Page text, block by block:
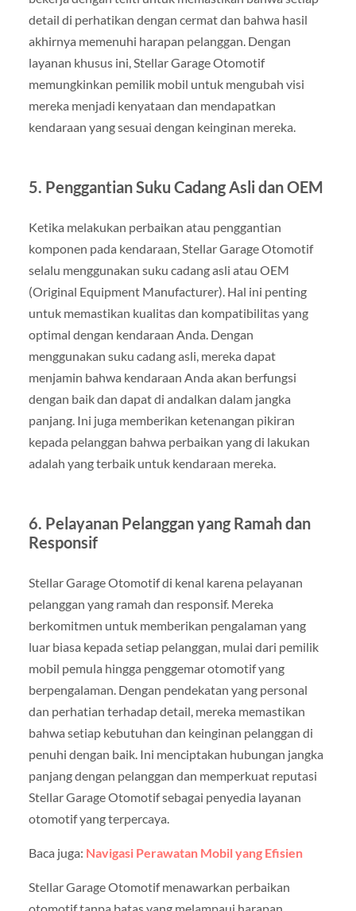
detail di perhatikan dengan cermat dan bahwa hasil
akhirnya memenuhi harapan pelanggan. Dengan
layanan khusus ini, Stellar Garage Otomotif
memungkinkan pemilik mobil untuk mengubah visi
mereka menjadi kenyataan dan mendapatkan
kendaraan yang sesuai dengan keinginan mereka.
5. Penggantian Suku Cadang Asli dan OEM
Ketika melakukan perbaikan atau penggantian
komponen pada kendaraan, Stellar Garage Otomotif
selalu menggunakan suku cadang asli atau OEM
(Original Equipment Manufacturer). Hal ini penting
untuk memastikan kualitas dan kompatibilitas yang
optimal dengan kendaraan Anda. Dengan
menggunakan suku cadang asli, mereka dapat
menjamin bahwa kendaraan Anda akan berfungsi
dengan baik dan dapat di andalkan dalam jangka
panjang. Ini juga memberikan ketenangan pikiran
kepada pelanggan bahwa perbaikan yang di lakukan
adalah yang terbaik untuk kendaraan mereka.
6. Pelayanan Pelanggan yang Ramah dan
Responsif
Stellar Garage Otomotif di kenal karena pelayanan
pelanggan yang ramah dan responsif. Mereka
berkomitmen untuk memberikan pengalaman yang
luar biasa kepada setiap pelanggan, mulai dari pemilik
mobil pemula hingga penggemar otomotif yang
berpengalaman. Dengan pendekatan yang personal
dan perhatian terhadap detail, mereka memastikan
bahwa setiap kebutuhan dan keinginan pelanggan di
penuhi dengan baik. Ini menciptakan hubungan jangka
panjang dengan pelanggan dan memperkuat reputasi
Stellar Garage Otomotif sebagai penyedia layanan
otomotif yang terpercaya.
Baca juga: Navigasi Perawatan Mobil yang Efisien
Stellar Garage Otomotif menawarkan perbaikan